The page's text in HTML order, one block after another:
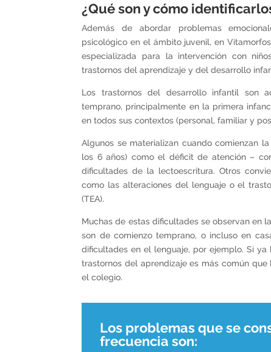
¿Qué son y cómo
Además de abordar problemas
psicológico en el ámbito juvenil, en
especializada para la intervención con
trastornos del aprendizaje y del desarrollo
Los trastornos del desarrollo infantil son
temprano, principalmente en la primera
en todos sus contextos (personal, familiar y
Algunos se materializan cuando comienzan
los 6 años) como el déficit de atención –
dificultades de la lectoescritura. Otros
como las alteraciones del lenguaje o el
(TEA).
Muchas de estas dificultades se observan en
son de comienzo temprano, o incluso en
dificultades en el lenguaje, por ejemplo. Si
trastornos del aprendizaje es más común
el colegio.
Los problemas que se
frecuencia son: